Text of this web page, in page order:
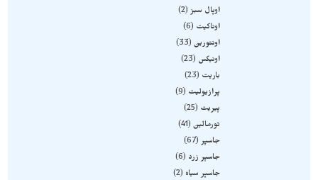
اوپال سبز
2
اوناکیت
6
اونتورین 33
اونیکس
23
باریت
23
پرازیولیت
9
پیریت
25
تورمالین 41
جاسپر
67
جاسپر زرد
6
جاسپر سیاه
2